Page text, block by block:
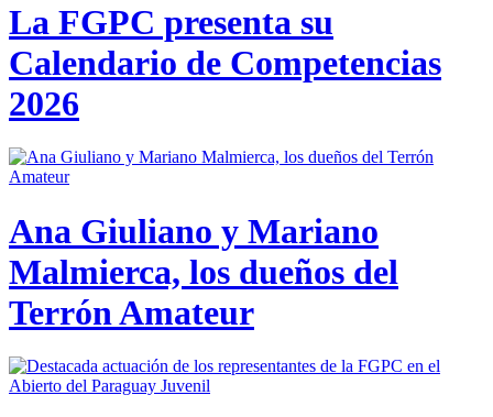
La FGPC presenta su
Calendario de Competencias
2026
Ana Giuliano y Mariano
Malmierca, los dueños del
Terrón Amateur